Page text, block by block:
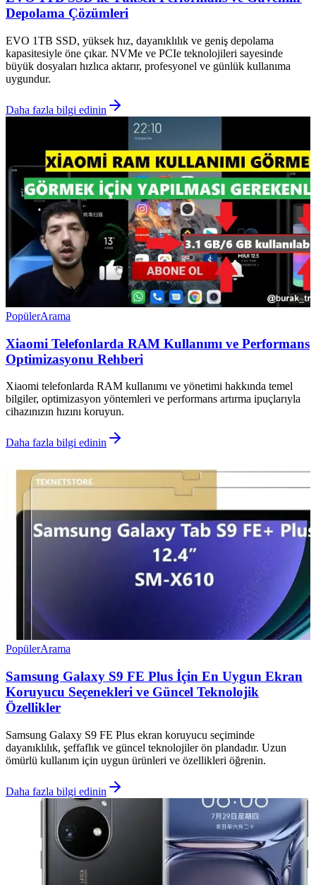
Depolama Çözümleri
EVO 1TB SSD, yüksek hız, dayanıklılık ve geniş depolama
kapasitesiyle öne çıkar. NVMe ve PCIe teknolojileri sayesinde
büyük dosyaları hızlıca aktarır, profesyonel ve günlük kullanıma
uygundur.
Daha fazla bilgi edinin
PopülerArama
Xiaomi Telefonlarda RAM Kullanımı ve Performans
Optimizasyonu Rehberi
Xiaomi telefonlarda RAM kullanımı ve yönetimi hakkında temel
bilgiler, optimizasyon yöntemleri ve performans artırma ipuçlarıyla
cihazınızın hızını koruyun.
Daha fazla bilgi edinin
PopülerArama
Samsung Galaxy S9 FE Plus İçin En Uygun Ekran
Koruyucu Seçenekleri ve Güncel Teknolojik
Özellikler
Samsung Galaxy S9 FE Plus ekran koruyucu seçiminde
dayanıklılık, şeffaflık ve güncel teknolojiler ön plandadır. Uzun
ömürlü kullanım için uygun ürünleri ve özellikleri öğrenin.
Daha fazla bilgi edinin